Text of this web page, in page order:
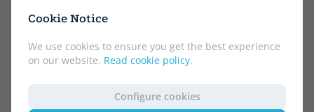
Cookie Notice
We use cookies to ensure you get the best experience
on our website. Read cookie policy.
Configure cookies